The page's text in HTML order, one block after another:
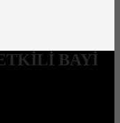
BAYİ